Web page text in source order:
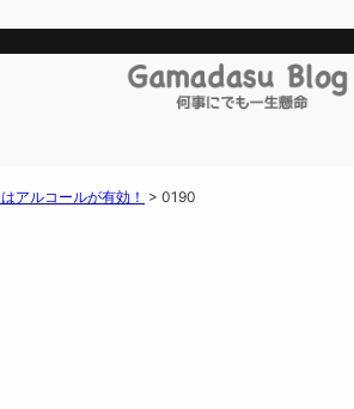
アルコールが有効！ > 0190